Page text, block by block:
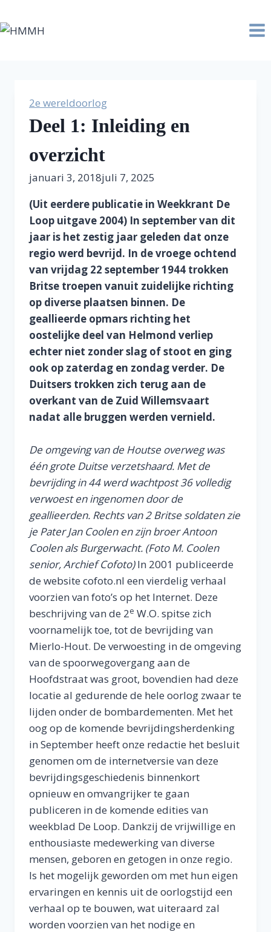
naar
2e wereldoorlog
Deel 1: Inleiding en
overzicht
januari 3, 2018juli 7, 2025
(Uit eerdere publicatie in Weekkrant De
Loop uitgave 2004) In september van dit
jaar is het zestig jaar geleden dat onze
regio werd bevrijd. In de vroege ochtend
van vrijdag 22 september 1944 trokken
Britse troepen vanuit zuidelijke richting
op diverse plaatsen binnen. De
geallieerde opmars richting het
oostelijke deel van Helmond verliep
echter niet zonder slag of stoot en ging
ook op zaterdag en zondag verder. De
Duitsers trokken zich terug aan de
overkant van de Zuid Willemsvaart
nadat alle bruggen werden vernield.
De omgeving van de Houtse overweg was
één grote Duitse verzetshaard. Met de
bevrijding in 44 werd wachtpost 36 volledig
verwoest en ingenomen door de
geallieerden. Rechts van 2 Britse soldaten zie
je Pater Jan Coolen en zijn broer Antoon
Coolen als Burgerwacht. (Foto M. Coolen
senior, Archief Cofoto)In 2001 publiceerde
de website cofoto.nl een vierdelig verhaal
voorzien van foto’s op het Internet. Deze
beschrijving van de 2e W.O. spitse zich
voornamelijk toe, tot de bevrijding van
Mierlo-Hout. De verwoesting in de omgeving
van de spoorwegovergang aan de
Hoofdstraat was groot, bovendien had deze
locatie al gedurende de hele oorlog zwaar te
lijden onder de bombardementen. Met het
oog op de komende bevrijdingsherdenking
in September heeft onze redactie het besluit
genomen om de internetversie van deze
bevrijdingsgeschiedenis binnenkort
opnieuw en omvangrijker te gaan
publiceren in de komende edities van
weekblad De Loop. Dankzij de vrijwillige en
enthousiaste medewerking van diverse
mensen, geboren en getogen in onze regio.
Is het mogelijk geworden om met hun eigen
ervaringen en kennis uit de oorlogstijd een
verhaal op te bouwen, wat uiteraard zal
worden voorzien van het nodige en